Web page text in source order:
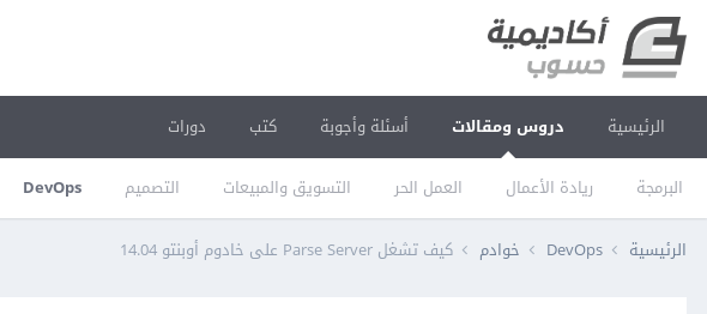
الرئيسية دروس ومقالات
البرمجة ريادة الأعمال العمل الحر التسويق والمبيعات التصميم DevOps
أسئلة وأجوبة كتب دورات
الرئيسية DevOps خوادم كيف تشغل Parse Server على خادوم أوبنتو 14.04